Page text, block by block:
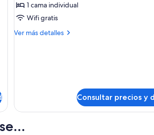
ciudad
Suite,
1
individual
1 cama individual
Wifi gratis
Ver más detalles
Más
Consultar precios y